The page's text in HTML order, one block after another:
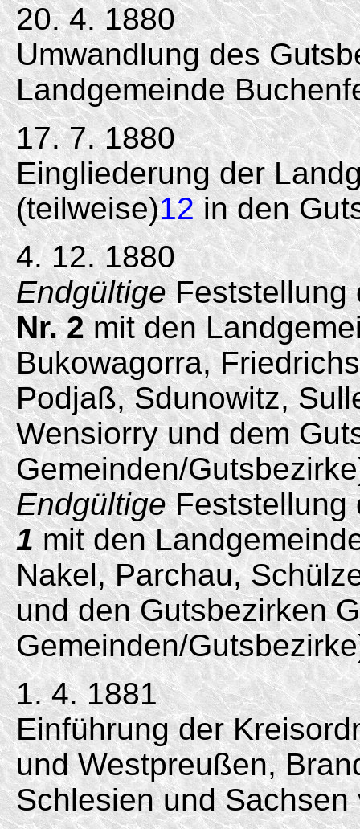
20. 4. 1880
Umwandlung des
Landgemeinde
17. 7. 1880
Eingliederung der
(teilweise)12in den
4. 12. 1880
EndgültigeFeststellung
Nr. 2mit den
Bukowagorra,
Podjaß, Sdunowitz,
Wensiorry und dem
Gemeinden/
EndgültigeFeststellung
1mit den
Nakel, Parchau,
und den Gutsbezirken
Gemeinden/
1. 4. 1881
Einführung der
und Westpreußen,
Schlesien und